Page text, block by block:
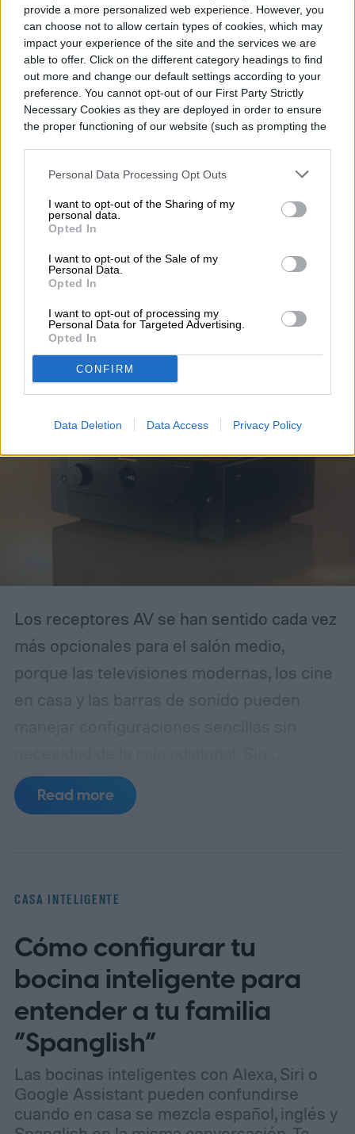
provide a more personalized web experience. However, you
can choose not to allow certain types of cookies, which may
impact your experience of the site and the services we are
able to offer. Click on the different category headings to find
out more and change our default settings according to your
preference. You cannot opt-out of our First Party Strictly
Necessary Cookies as they are deployed in order to ensure
the proper functioning of our website (such as prompting the
Personal Data Processing Opt Outs
I want to opt-out of the Sharing of my
personal data.
Opted In
I want to opt-out of the Sale of my
Personal Data.
Opted In
I want to opt-out of processing my
Personal Data for Targeted Advertising.
Opted In
CONFIRM
Data Deletion Data Access Privacy Policy
Topics
NoticiasTendenciasCasa inteligente Homepage
Marantz actualiza su
CINEMA Series 2 con un
DAC, Dirac Live, y un
mejor soporte
Los receptores AV se han sentido cada vez
más opcionales para el salón medio,
porque las televisiones modernas, los cine
en casa y las barras de sonido pueden
embargo, la última gama CINEMA Series 2
de Marantz te obliga a prestar atención a
para atraer tanto a entusiastas como a
profesionales.
Read more
CASA INTELIGENTE
Cómo configurar tu
bocina inteligente para
entender a tu familia
“Spanglish”
Las bocinas inteligentes con Alexa, Siri o
Google Assistant pueden confundirse
cuando en casa se mezcla español, inglés y